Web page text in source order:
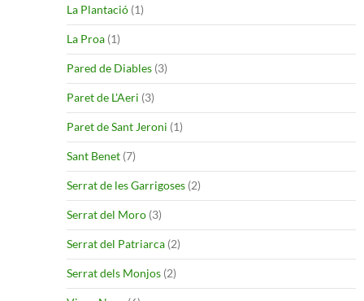
La Plantació (1)
La Proa (1)
Pared de Diables (3)
Paret de L'Aeri (3)
Paret de Sant Jeroni (1)
Sant Benet (7)
Serrat de les Garrigoses (2)
Serrat del Moro (3)
Serrat del Patriarca (2)
Serrat dels Monjos (2)